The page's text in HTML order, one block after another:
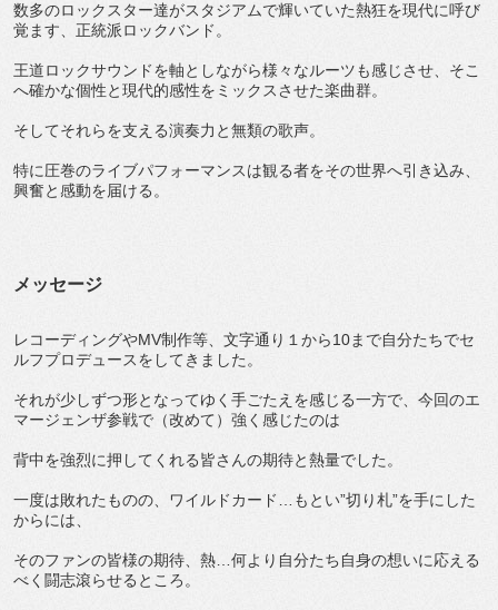
数多のロックスター達がスタジアムで輝いていた熱狂を現代に呼び
覚ます、正統派ロックバンド。
王道ロックサウンドを軸としながら様々なルーツも感じさせ、そこ
へ確かな個性と現代的感性をミックスさせた楽曲群。
そしてそれらを支える演奏力と無類の歌声。
特に圧巻のライブパフォーマンスは観る者をその世界へ引き込み、
興奮と感動を届ける。
メッセージ
レコーディングやMV制作等、文字通り１から10まで自分たちでセ
ルフプロデュースをしてきました。
それが少しずつ形となってゆく手ごたえを感じる一方で、今回のエ
マージェンザ参戦で（改めて）強く感じたのは
背中を強烈に押してくれる皆さんの期待と熱量でした。
一度は敗れたものの、ワイルドカード…もとい”切り札”を手にした
からには、
そのファンの皆様の期待、熱…何より自分たち自身の想いに応える
べく闘志滾らせるところ。